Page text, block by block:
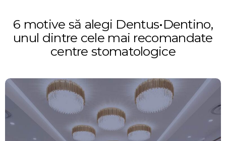
6 motive să alegi Dentus•Dentino,
unul dintre cele mai recomandate
centre stomatologice